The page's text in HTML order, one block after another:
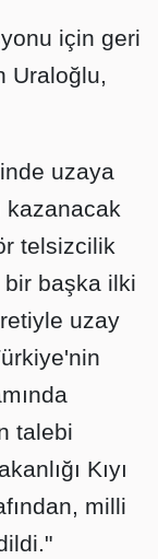
için geri
Uraloğlu,
uzaya
kazanacak
telsizcilik
bir başka ilki
uzay
talebi
Kıyı
milli